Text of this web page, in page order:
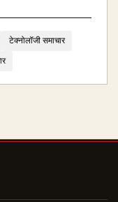
टेक्नोलॉजी समाचार